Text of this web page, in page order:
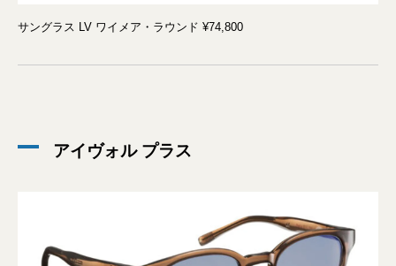
サングラス LV ワイメア・ラウンド ¥74,800
アイヴォル プラス